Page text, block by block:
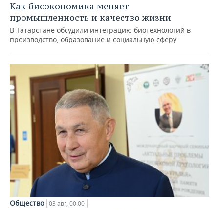
Как биоэкономика меняет
промышленность и качество жизни
В Татарстане обсудили интеграцию биотехнологий в
производство, образование и социальную сферу
Общество 03 авг, 00:00